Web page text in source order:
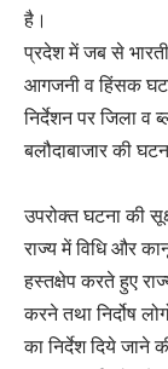
है।
प्रदेश में जब से
आगजनी व हिंसक
निर्देशन पर जिला व
बलौदाबाजार की
उपरोक्त घटना की
राज्य में विधि और
हस्तक्षेप करते हुए
करने तथा निर्दोष
का निर्देश दिये जाने